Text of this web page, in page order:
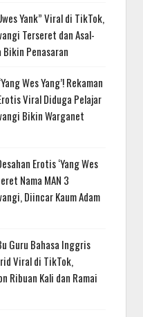
Yank” Viral di TikTok,
Terseret dan Asal-
Bikin Penasaran
Wes Yang’! Rekaman
Viral Diduga Pelajar
Bikin Warganet
Erotis ‘Yang Wes
Nama MAN 3
Diincar Kaum Adam
Guru Bahasa Inggris
Viral di TikTok,
Ribuan Kali dan Ramai